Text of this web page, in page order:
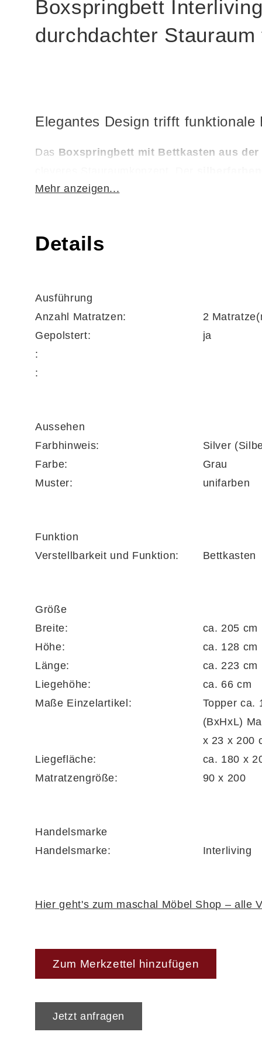
Boxspringbett
durchdachter
Elegantes Design trifft funktionale
Das Boxspringbett mit Bettkasten aus
harmonisch in viele Schlafzimmerstile
Klassische Eleganz mit feinen Details
Das weichgepolsterte Kopfteil KT24024
Zurücklehnen ein. Die
glatt bezogenen
So entsteht ein stimmiges Design, das
Topper mit optimaler Körperunterstützung
Derdurchgehende Kaltschaum-Topper
stützenden Liegegefühl. Durch seine
nächtlichem Schwitzen. Der
waschbare
Matratzen mit 1000-Federn-Technologie
Zwei Taschenfederkernmatratzen MS428
abnehmbar und laut Etikett
Cleverer Bettkasten mit durchdachtem
Taschenfederkern-
Unterbau unterstützen die Matratze
Technologie für ein ausgeglichenes
gelochter Bodenplatte lässt sich durch die
Matratzen: je ca. 90 x 23 x 200 cm (BxHxL)
Individuell planbar für deine
Mehr anzeigen...
Details
Ausführung
Anzahl Matratzen:
2
Gepolstert:
ja
:
:
Aussehen
Farbhinweis:
Silver
Farbe:
Grau
Muster:
unifarben
Funktion
Verstellbarkeit und Funktion:
Bettkasten
Größe
Breite:
ca. 205 cm
Höhe:
ca. 128 cm
Länge:
ca. 223 cm
Liegehöhe:
ca. 66 cm
Maße Einzelartikel:
Topper ca.
(BxHxL) Matratze jeweils ca. 90
x 23 x 200
Liegefläche:
ca. 180 x
Matratzengröße:
90 x 200
Handelsmarke
Handelsmarke:
Interliving
Hier geht's zum maschal Möbel Shop – alle
Zum Merkzettel hinzufügen
Jetzt anfragen